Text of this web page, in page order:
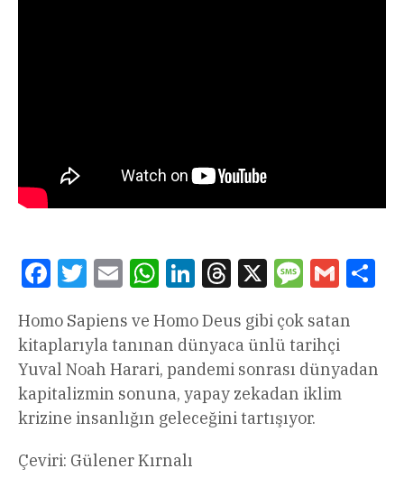
FacebookTwitterEmail WhatsAppLinkedInThreads
X Message
Gmail
Homo Sapiens ve Homo Deus gibi çok satan
kitaplarıyla tanınan dünyaca ünlü tarihçi
Yuval Noah Harari, pandemi sonrası dünyadan
kapitalizmin sonuna, yapay zekadan iklim
krizine insanlığın geleceğini tartışıyor.
Çeviri: Gülener Kırnalı